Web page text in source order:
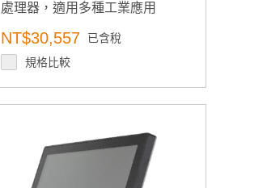
處理器，適用多種工業應用
NT$30,557
已含稅
規格比較